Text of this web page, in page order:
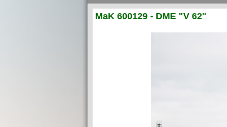
MaK 600129 - DME "V 62"